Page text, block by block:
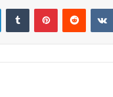
LinkedInTumblr PinterestReddit